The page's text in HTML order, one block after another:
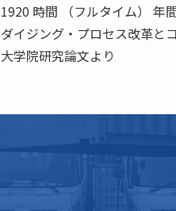
1920 時間 （フルタイム） 年
ダイジング・プロセス改革と
大学院研究論文より